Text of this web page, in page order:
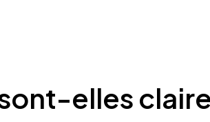
elles